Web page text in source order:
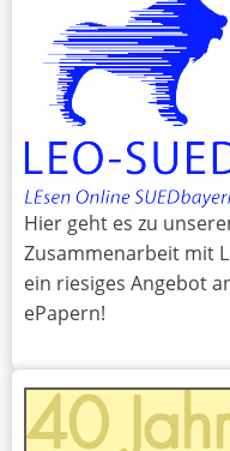
Hier geht es zu
Zusammenarbeit mit
ein riesiges Angebot
ePapern!